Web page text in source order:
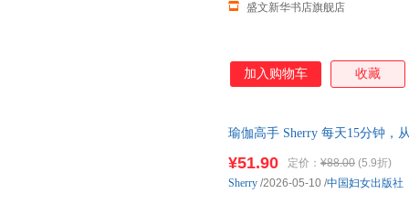
盛文新华书店旗舰店
加入购物车 收藏
瑜伽高手 Sherry 每天15分钟，
¥51.90 定价： ¥88.00 (5.9折)
Sherry /2026-05-10 /中国妇女出版社